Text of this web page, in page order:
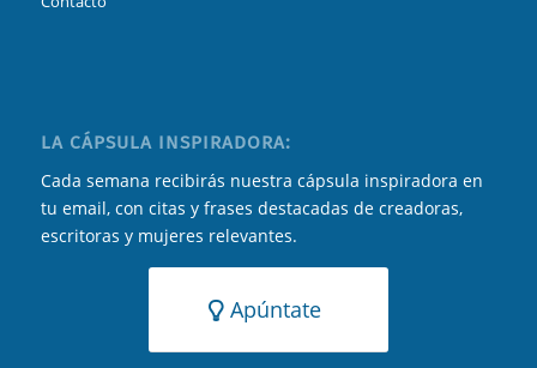
LA CÁPSULA INSPIRADORA:
Cada semana recibirás nuestra cápsula inspiradora en
tu email, con citas y frases destacadas de creadoras,
escritoras y mujeres relevantes.
Apúntate